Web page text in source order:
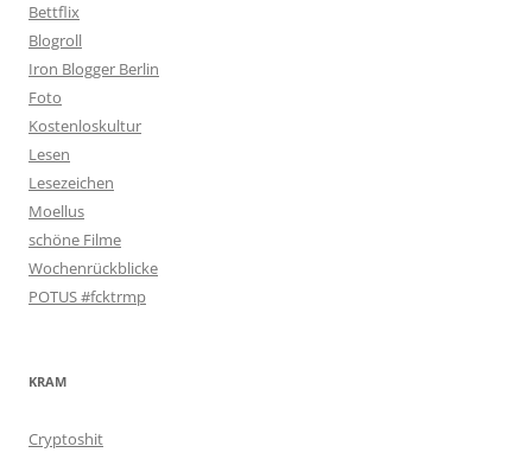
Bettflix
Blogroll
Iron Blogger Berlin
Foto
Kostenloskultur
Lesen
Lesezeichen
Moellus
schöne Filme
Wochenrückblicke
POTUS #fcktrmp
KRAM
Cryptoshit